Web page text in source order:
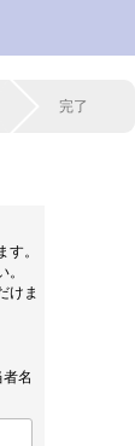
完了
。
けま
名